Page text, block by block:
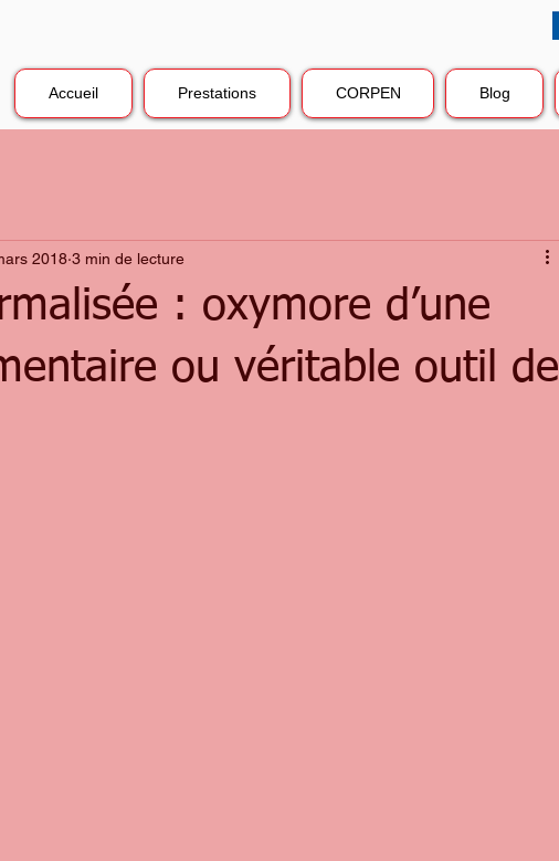
Accueil Prestations CORPEN Blog
: oxymore d’une
ou véritable outil de
2018 3 min de lecture